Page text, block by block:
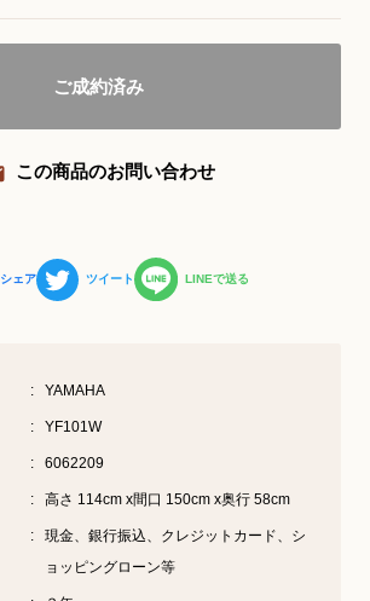
YouTube 公式チャンネル
ピアノ弾き比べ、過去のコンサートな
ご成約済み
この商品のお問い合わせ
シェア ツイート LINEで送る
YAMAHA
YF101W
6062209
高さ 114cm x間口 150cm x奥行 58cm
現金、銀行振込、クレジットカード、シ
ョッピングローン等